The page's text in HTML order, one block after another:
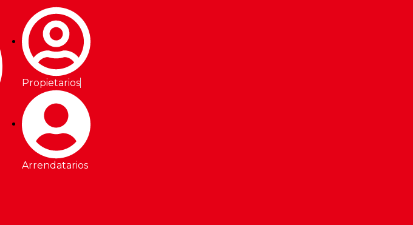
Propietarios
Arrendatarios